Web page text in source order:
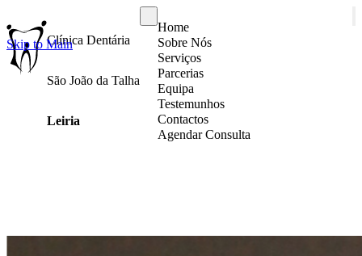
Skip to MainClínica Dentária
São João da Talha
Leiria
Home
Sobre Nós
Serviços
Parcerias
Equipa
Testemunhos
Contactos
Agendar Consulta